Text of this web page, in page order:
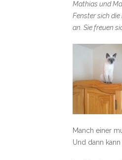
Mathias und
Fenster sich
an. Sie freuen
Manch einer
Und dann